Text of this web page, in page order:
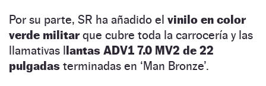
Por su parte, SR ha añadido el vinilo en color
verde militarque cubre toda la carrocería y las
llamativas llantas ADV1 7.0 MV2 de 22
pulgadas terminadas en ‘Man Bronze’.